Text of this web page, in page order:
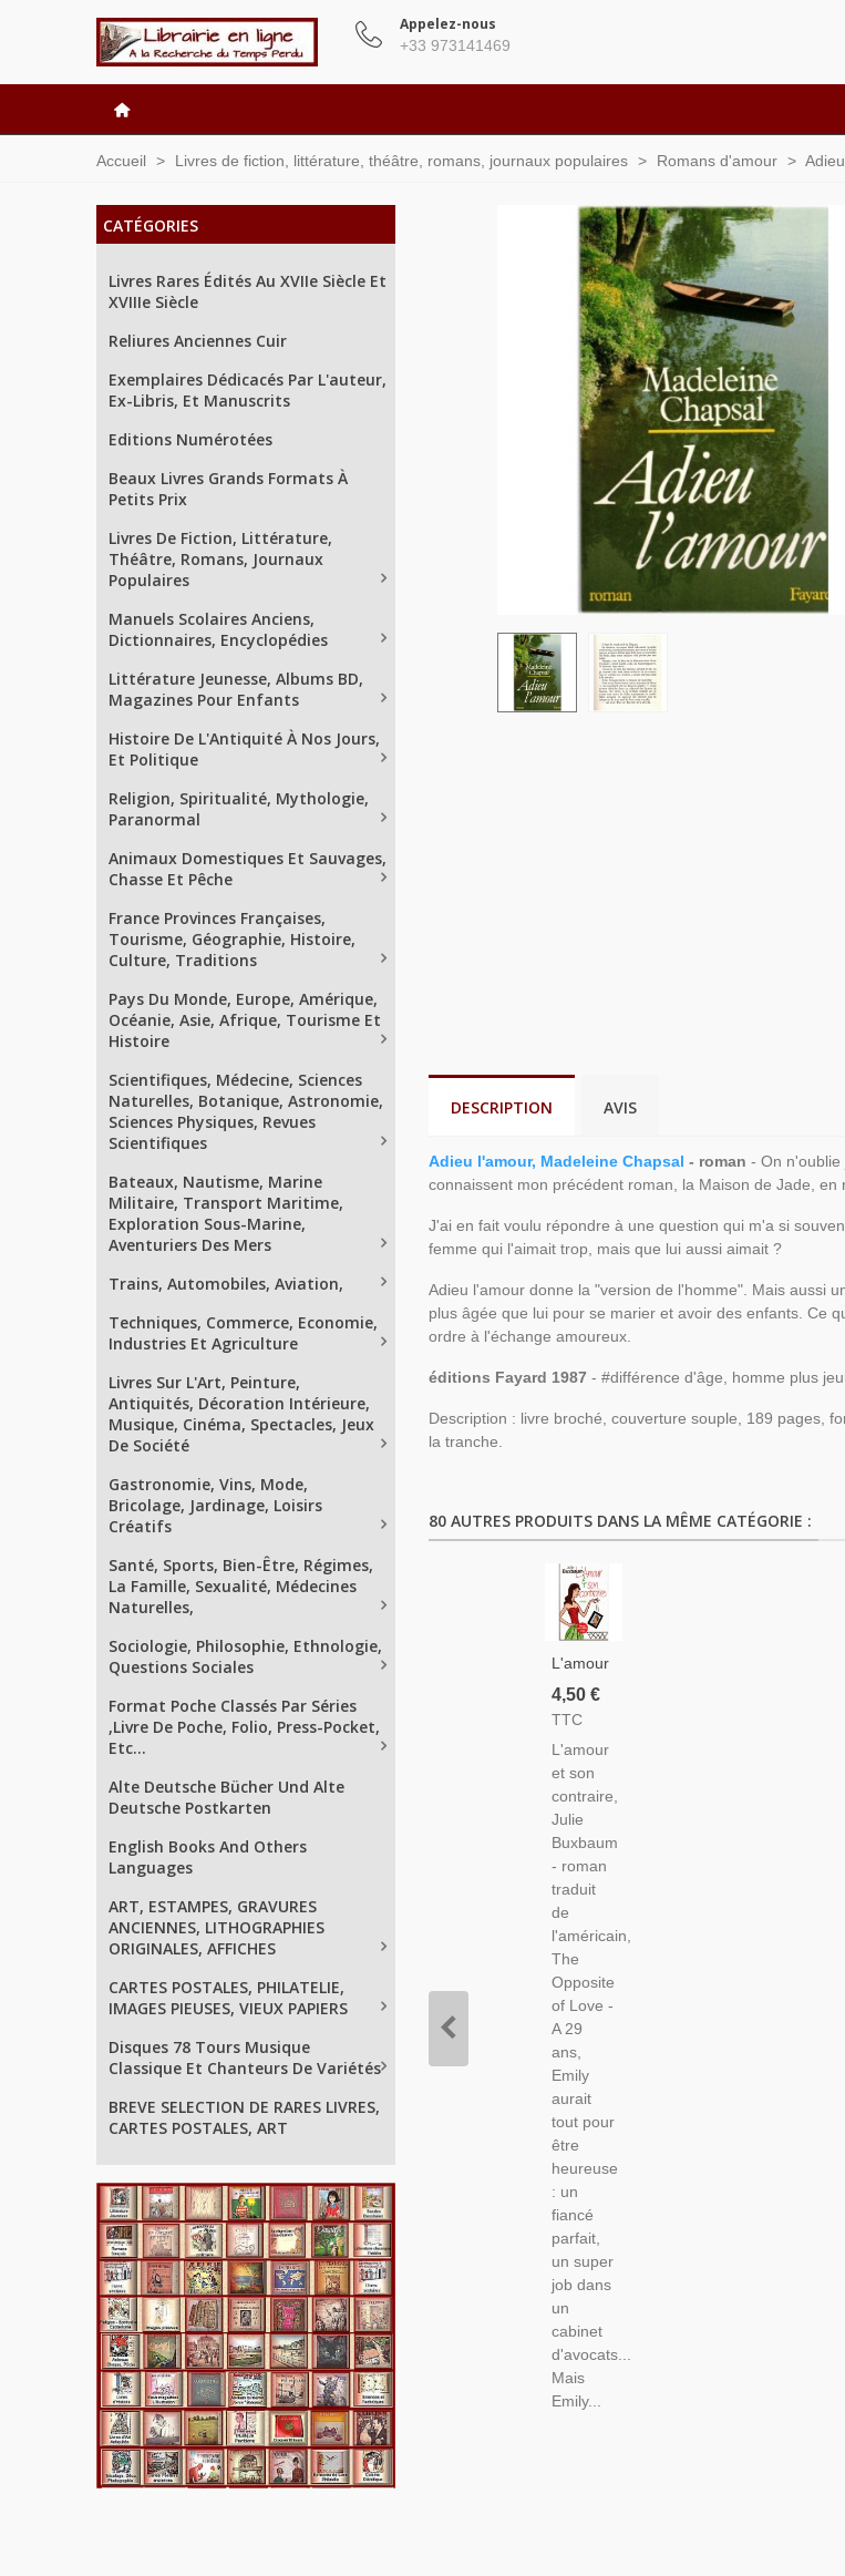
Appelez-nous
+33 973141469
Accueil > Livres de fiction, littérature, théâtre, romans, journaux populaires > Romans d'amour >
CATÉGORIES
Livres Rares Édités Au XVIIe Siècle Et
XVIIIe Siècle
Reliures Anciennes Cuir
Exemplaires Dédicacés Par L'auteur,
Ex-Libris, Et Manuscrits
Editions Numérotées
Beaux Livres Grands Formats À
Petits Prix
Livres De Fiction, Littérature,
Théâtre, Romans, Journaux
Populaires
Manuels Scolaires Anciens,
Dictionnaires, Encyclopédies
Littérature Jeunesse, Albums BD,
Magazines Pour Enfants
Histoire De L'Antiquité À Nos Jours,
Et Politique
Religion, Spiritualité, Mythologie,
Paranormal
Animaux Domestiques Et Sauvages,
Chasse Et Pêche
France Provinces Françaises,
Tourisme, Géographie, Histoire,
Culture, Traditions
Pays Du Monde, Europe, Amérique,
Océanie, Asie, Afrique, Tourisme Et
Histoire
Scientifiques, Médecine, Sciences
Naturelles, Botanique, Astronomie,
Sciences Physiques, Revues
Scientifiques
Bateaux, Nautisme, Marine
Militaire, Transport Maritime,
Exploration Sous-Marine,
Aventuriers Des Mers
Trains, Automobiles, Aviation,
Techniques, Commerce, Economie,
Industries Et Agriculture
Livres Sur L'Art, Peinture,
Antiquités, Décoration Intérieure,
Musique, Cinéma, Spectacles, Jeux
De Société
Gastronomie, Vins, Mode,
Bricolage, Jardinage, Loisirs
Créatifs
Santé, Sports, Bien-Être, Régimes,
La Famille, Sexualité, Médecines
Naturelles,
Sociologie, Philosophie, Ethnologie,
Questions Sociales
Format Poche Classés Par Séries
,Livre De Poche, Folio, Press-Pocket,
Etc...
Alte Deutsche Bücher Und Alte
Deutsche Postkarten
English Books And Others
Languages
ART, ESTAMPES, GRAVURES
ANCIENNES, LITHOGRAPHIES
ORIGINALES, AFFICHES
CARTES POSTALES, PHILATELIE,
IMAGES PIEUSES, VIEUX PAPIERS
Disques 78 Tours Musique
Classique Et Chanteurs De Variétés
BREVE SELECTION DE RARES LIVRES,
CARTES POSTALES, ART
DESCRIPTION AVIS
Adieu l'amour, Madeleine Chapsal - roman - On n'oublie
connaissent mon précédent roman, la Maison de Jade,
J'ai en fait voulu répondre à une question qui m'a si
femme qui l'aimait trop, mais que lui aussi aimait ?
Adieu l'amour donne la "version de l'homme". Mais aussi
plus âgée que lui pour se marier et avoir des enfants. Ce
ordre à l'échange amoureux.
éditions Fayard 1987 - #différence d'âge, homme plus
Description : livre broché, couverture souple, 189 pages,
la tranche.
80 AUTRES PRODUITS DANS LA MÊME CATÉGORIE :
L'amour
Et Son
Contraire,
Buxbaum,
2008 -
Jeunesse
Américaine,
Écrivain
Américain,
Roman
D'amour
4,50 €
TTC
L'amour
et son
contraire,
Julie
Buxbaum
- roman
traduit
de
l'américain,
The
Opposite
of Love -
A 29
ans,
Emily
aurait
tout pour
être
heureuse
: un
fiancé
parfait,
un super
job dans
un
cabinet
d'avocats...
Mais
Emily...